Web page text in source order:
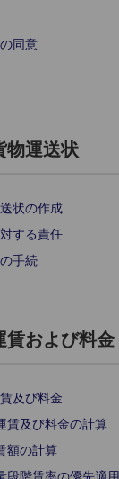
同意
運送状
状の作成
する責任
手続
および料金
及び料金
賃及び料金の計算
額の計算